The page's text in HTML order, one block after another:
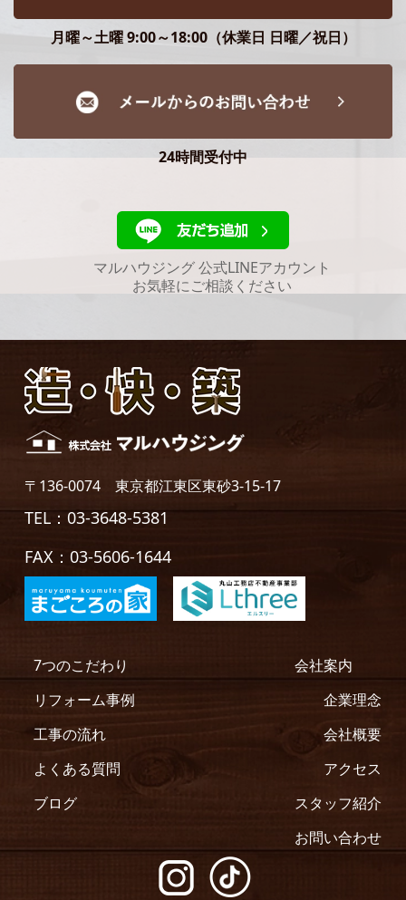
月曜～土曜 9:00～18:00（休業日 日曜／祝日）
24時間受付中
マルハウジング 公式LINEアカウント
お気軽にご相談ください
〒136-0074 東京都江東区東砂3-15-17
TEL：03-3648-5381
FAX：03-5606-1644
7つのこだわり
リフォーム事例
工事の流れ
よくある質問
ブログ
会社案内
企業理念
会社概要
アクセス
スタッフ紹介
お問い合わせ